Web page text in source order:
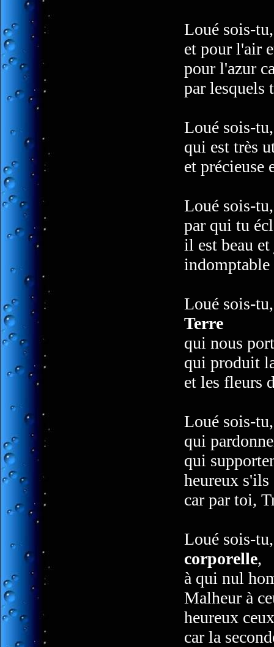
Loué sois-
et pour l'air
pour l'azur
par lesquels
Loué sois-
qui est très
et précieuse
Loué sois-
par qui tu
il est beau
Loué sois-
Terre
qui nous
qui produit
et les fleurs
Loué sois-
qui
qui
heureux
car par toi,
Loué sois-
corporelle,
à qui nul
Malheur à
heureux
car la